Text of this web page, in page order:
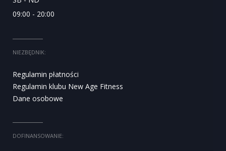
09:00 - 20:00
NIEZBĘDNIK:
Regulamin płatności
Regulamin klubu New Age Fitness
Dane osobowe
DOFINANSOWANIE: